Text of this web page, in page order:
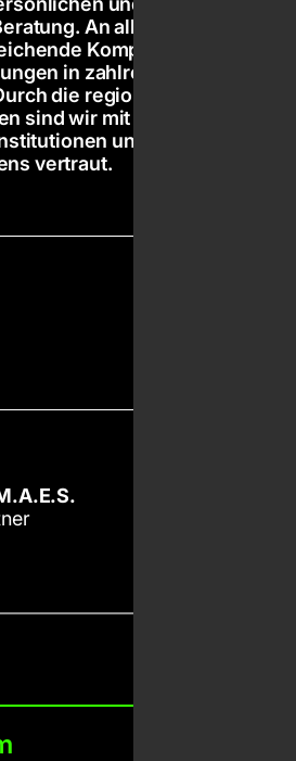
An allen Standorten
Kompetenzen und
in zahlreichen
die regionale Nähe zu
sind wir mit den Märkten,
und dem
vertraut.